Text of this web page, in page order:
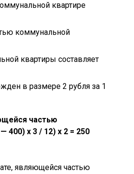
квартире
коммунальной
квартиры составляет
в размере 2 рубля за 1
частью
400) х 3 / 12) х 2 = 250
являющейся частью